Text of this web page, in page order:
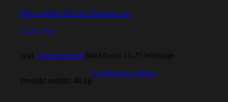
Bitte wählen Sie eine Variante aus.
1,12€ /kg
zzgl. VersandkostenStückfracht 15-25 Werktage
Produkt enthält: 48 kg
Ausführung wählen